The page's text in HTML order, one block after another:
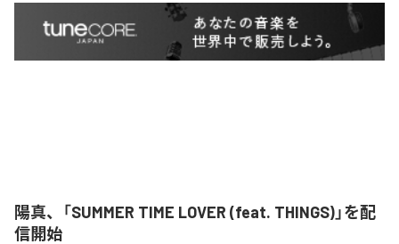
陽真、「SUMMER TIME LOVER (feat. THINGS)」を配
信開始